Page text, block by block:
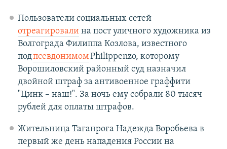
Пользователи социальных сетей
отреагировалина пост уличного художника из
Волгограда Филиппа Козлова, известного
подпсевдонимомPhilippenzo, которому
Ворошиловский районный суд назначил
двойной штраф за антивоенное граффити
"Цинк – наш!". За ночь ему собрали 80 тысяч
рублей для оплаты штрафов.
Жительница Таганрога Надежда Воробьева в
первый же день нападения России на